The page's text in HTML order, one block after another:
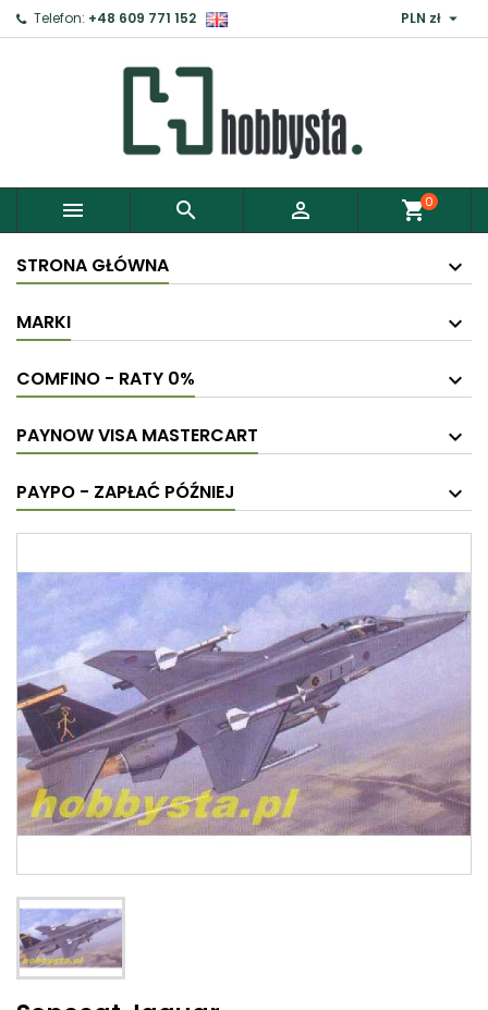
Telefon: +48 609 771 152 PLN zł 
   shopping_cart0
STRONA GŁÓWNA
MARKI
COMFINO - RATY 0%
PAYNOW VISA MASTERCART
PAYPO - ZAPŁAĆ PÓŹNIEJ